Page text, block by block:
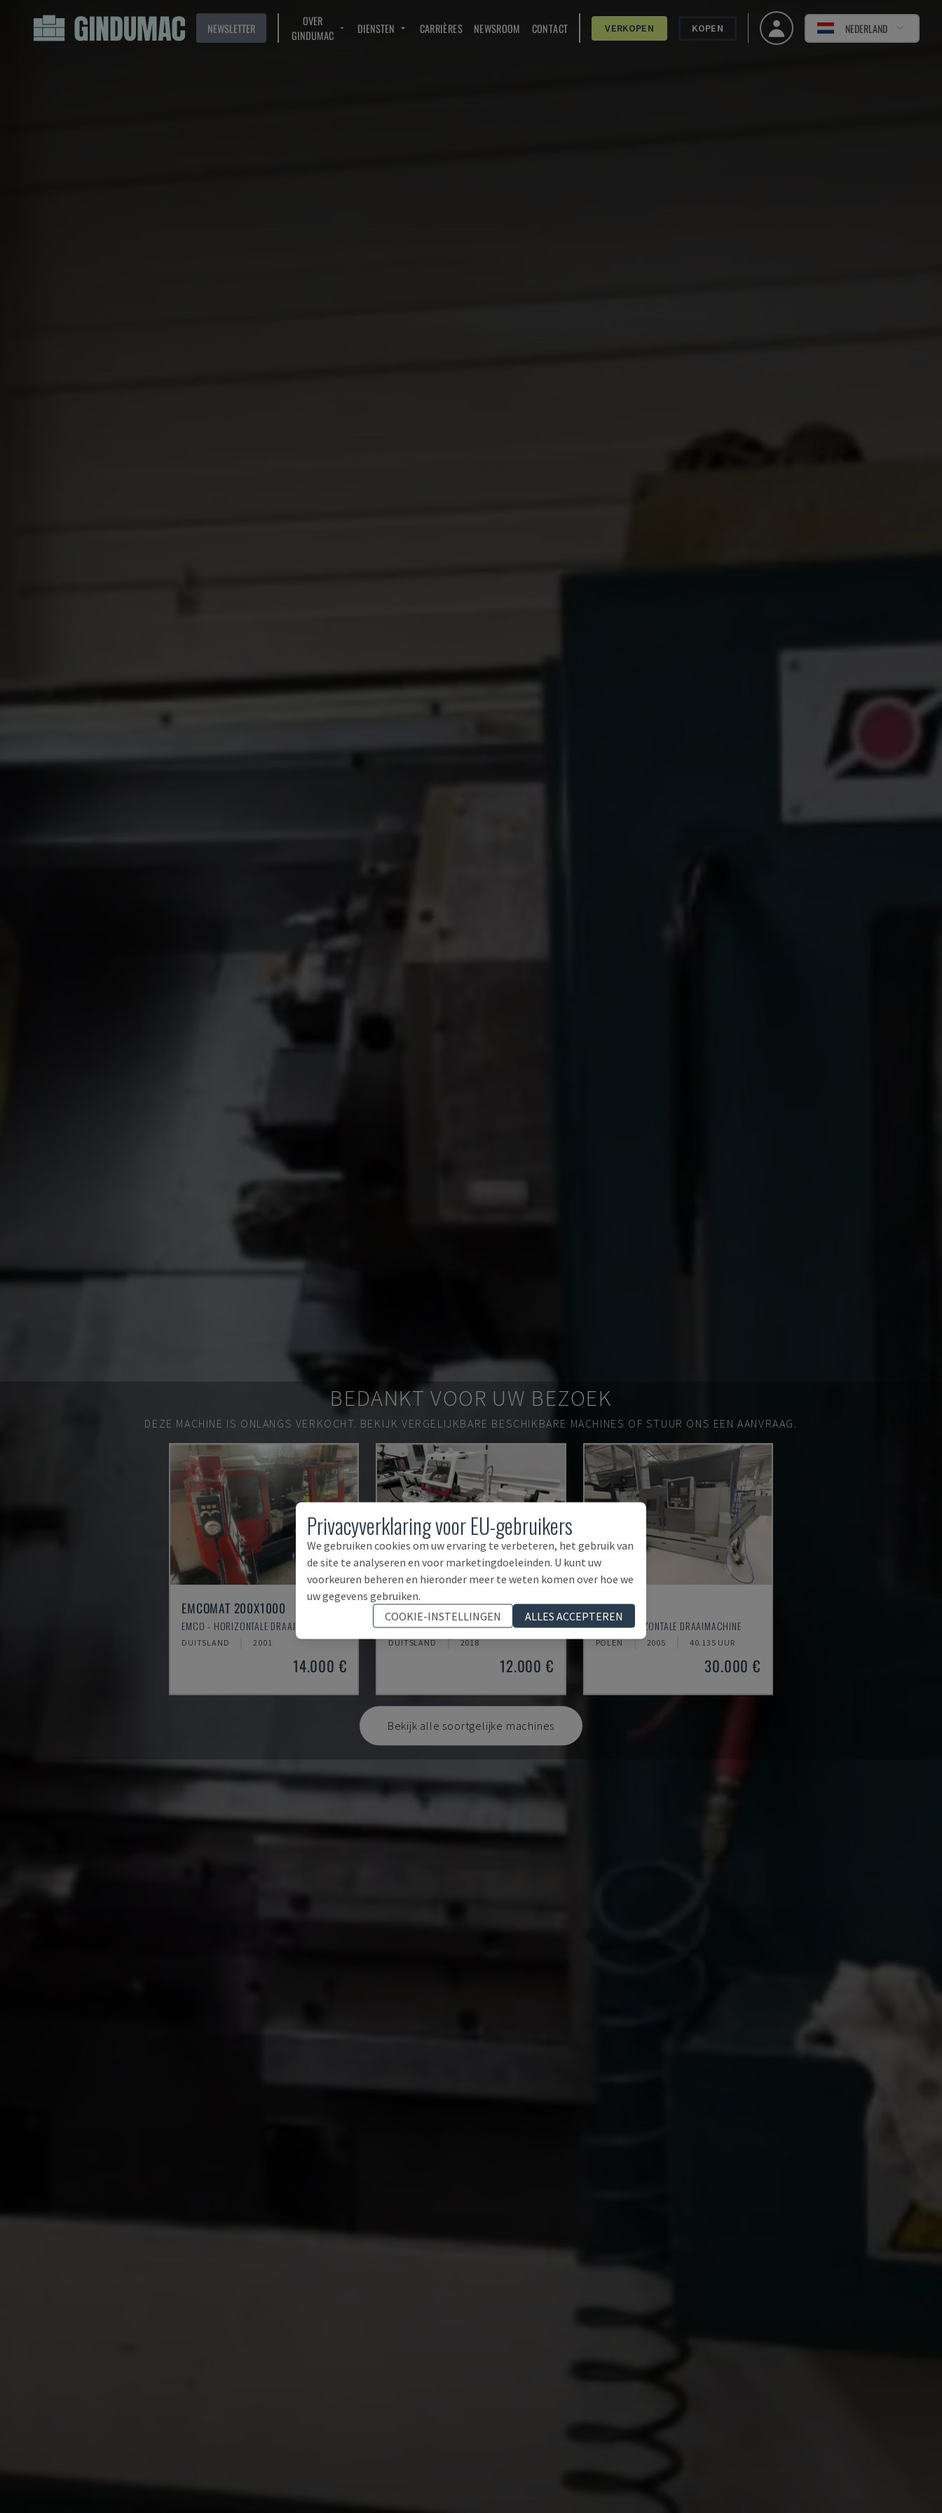
NEWSLETTER
OVER
GINDUMAC
DIENSTEN CARRIÈRES NEWSROOM CONTACT VERKOPEN KOPEN NEDERLAND
BEDANKT VOOR UW BEZOEK
DEZE MACHINE IS ONLANGS VERKOCHT. BEKIJK VERGELIJKBARE BESCHIKBARE MACHINES OF STUUR ONS EEN AANVRAAG.
EMCOMAT 200X1000
EMCO - HORIZONTALE DRAAIMACHINE
DUITSLAND 2001
14.000 €
TH 4610
OPTIMUM - HORIZONTALE DRAAIMACHINE
DUITSLAND 2018
12.000 €
TBI-520
CMZ - HORIZONTALE DRAAIMACHINE
POLEN 2005 40.135 UUR
30.000 €
Bekijk alle soortgelijke machines
Privacyverklaring voor EU-gebruikers
We gebruiken cookies om uw ervaring te verbeteren, het gebruik van
de site te analyseren en voor marketingdoeleinden. U kunt uw
voorkeuren beheren en hieronder meer te weten komen over hoe we
uw gegevens gebruiken.
COOKIE-INSTELLINGEN
ALLES ACCEPTEREN